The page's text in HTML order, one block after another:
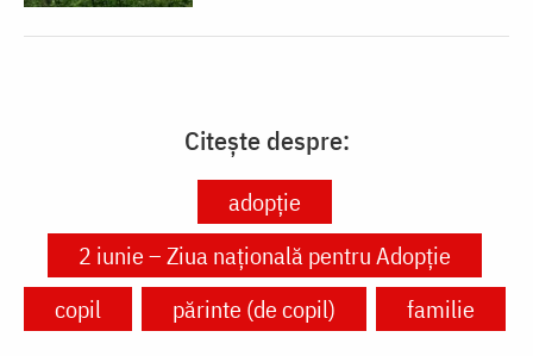
Citește despre:
adopție
2 iunie – Ziua națională pentru Adopție
copil
părinte (de copil) familie